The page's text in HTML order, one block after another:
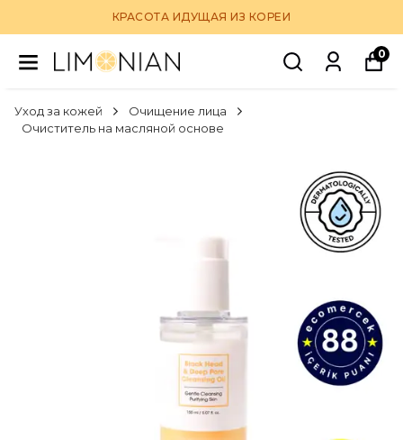
КРАСОТА ИДУЩАЯ ИЗ КОРЕИ
0
Уход за кожей
Очищение лица
Очиститель на масляной основе